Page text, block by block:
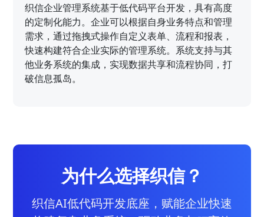
织信企业管理系统基于低代码平台开发，具有高度
的定制化能力。企业可以根据自身业务特点和管理
需求，通过拖拽式操作自定义表单、流程和报表，
快速构建符合企业实际的管理系统。系统支持与其
他业务系统的集成，实现数据共享和流程协同，打
破信息孤岛。
为什么选择织信？
织信AI低代码开发底座，赋能企业快速